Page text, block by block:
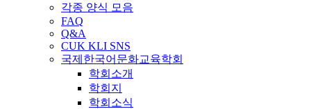
각종 양식 모음
FAQ
Q&A
CUK KLI SNS
국제한국어문화교육학회
학회소개
학회지
학회소식